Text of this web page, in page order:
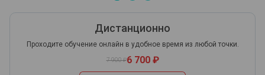
Дистанционно
Проходите обучение онлайн в удобное время из любой точки.
7 900 ₽6 700 ₽